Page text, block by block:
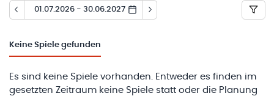
01.07.2026 - 30.06.2027
Keine Spiele gefunden
Es sind keine Spiele vorhanden. Entweder es finden im
gesetzten Zeitraum keine Spiele statt oder die Planung